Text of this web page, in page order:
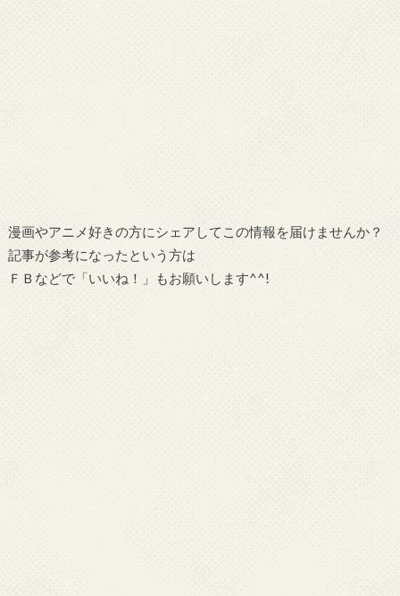
漫画やアニメ好きの方にシェアしてこの情報を届けませんか？
記事が参考になったという方は
ＦＢなどで「いいね！」もお願いします^^!